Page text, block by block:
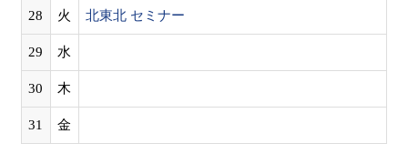
28 火 北東北 セミナー
29 水
30 木
31 金